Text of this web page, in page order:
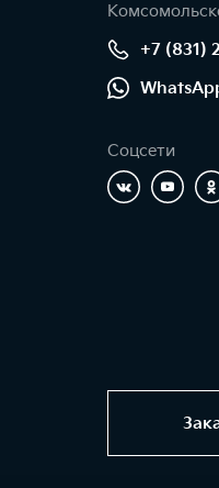
+7 (831)
Соцсети